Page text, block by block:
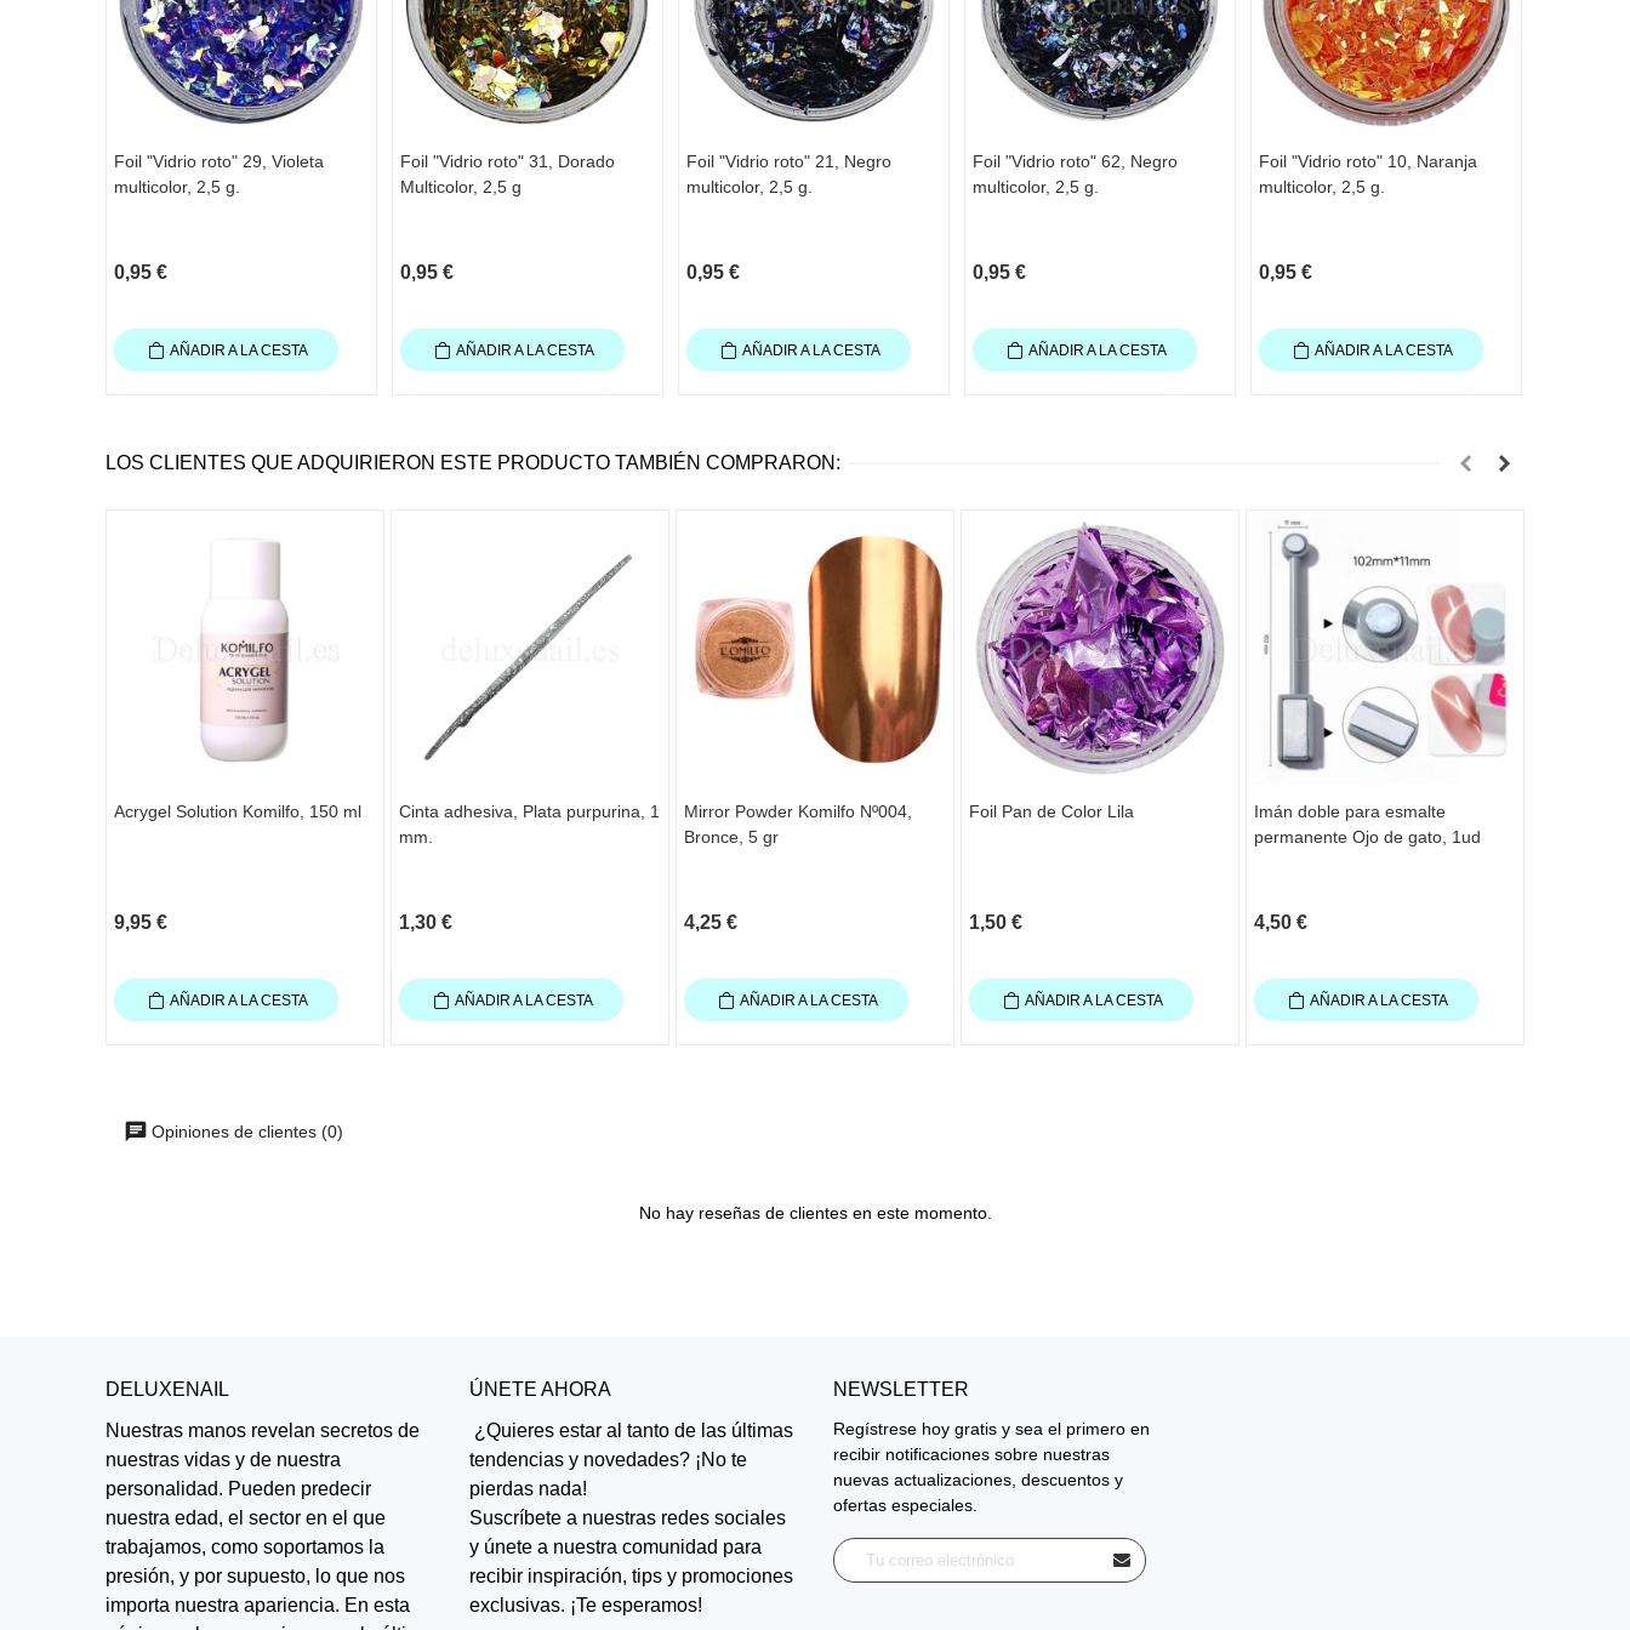
Foil "Vidrio roto" 29, Violeta
multicolor, 2,5 g.
0,95 €
AÑADIR A LA CESTA
Foil "Vidrio roto" 31, Dorado
Multicolor, 2,5 g
0,95 €
AÑADIR A LA CESTA
Foil "Vidrio roto" 21, Negro
multicolor, 2,5 g.
0,95 €
AÑADIR A LA CESTA
Foil "Vidrio roto" 62, Negro
multicolor, 2,5 g.
0,95 €
AÑADIR A LA CESTA
Foil "Vidrio roto" 10, Naranja
multicolor, 2,5 g.
0,95 €
AÑADIR A LA CESTA
LOS CLIENTES QUE ADQUIRIERON ESTE PRODUCTO TAMBIÉN COMPRARON:
Acrygel Solution Komilfo, 150 ml
9,95 €
AÑADIR A LA CESTA
Cinta adhesiva, Plata purpurina, 1
mm.
1,30 €
AÑADIR A LA CESTA
Mirror Powder Komilfo Nº004,
Bronce, 5 gr
4,25 €
AÑADIR A LA CESTA
Foil Pan de Color Lila
1,50 €
AÑADIR A LA CESTA
Imán doble para esmalte
permanente Ojo de gato, 1ud
4,50 €
AÑADIR A LA CESTA
Opiniones de clientes (0)
No hay reseñas de clientes en este momento.
DELUXENAIL
Nuestras manos revelan secretos de
nuestras vidas y de nuestra
personalidad. Pueden predecir
nuestra edad, el sector en el que
trabajamos, como soportamos la
presión, y por supuesto, lo que nos
importa nuestra apariencia. En esta
ÚNETE AHORA
¿Quieres estar al tanto de las últimas
tendencias y novedades? ¡No te
pierdas nada!
Suscríbete a nuestras redes sociales
y únete a nuestra comunidad para
recibir inspiración, tips y promociones
exclusivas. ¡Te esperamos!
NEWSLETTER
Regístrese hoy gratis y sea el primero en
recibir notificaciones sobre nuestras
nuevas actualizaciones, descuentos y
ofertas especiales.